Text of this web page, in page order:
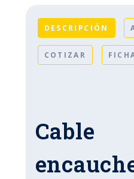
DESCRIPCIÓN
COTIZAR
Cable